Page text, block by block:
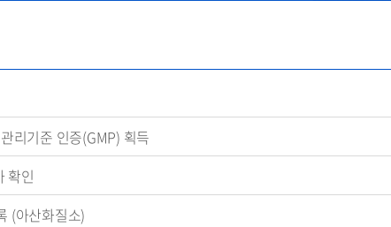
리기준 인증(GMP) 획득
확인
(아산화질소)